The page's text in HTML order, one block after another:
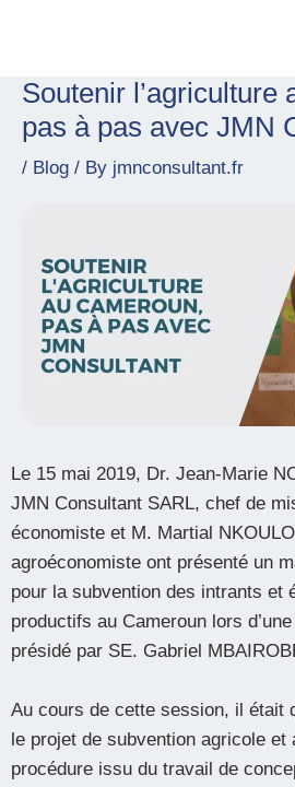
Soutenir l’agriculture
pas à pas avec JMN
/ Blog / By jmnconsultant.fr
Le 15 mai 2019, Dr. Jean-Marie
JMN Consultant SARL, chef de
économiste et M. Martial
agroéconomiste ont présenté un
pour la subvention des intrants et
productifs au Cameroun lors
présidé par SE. Gabriel
Au cours de cette session, il était
le projet de subvention agricole et
procédure issu du travail de
Post
navigation